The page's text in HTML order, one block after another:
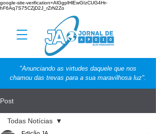
google-site-verification=AlGgplHlEwGIzCUG4Hr-
hF6Aq7S75CZjD2J_rZrN2Zo
"Anunciando as virtudes daquele que nos
chamou das trevas para a sua maravilhosa luz".
Post
Todas Notícias